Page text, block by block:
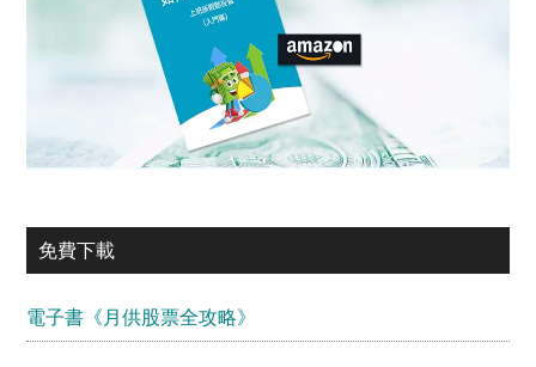
免費下載
電子書《月供股票全攻略》